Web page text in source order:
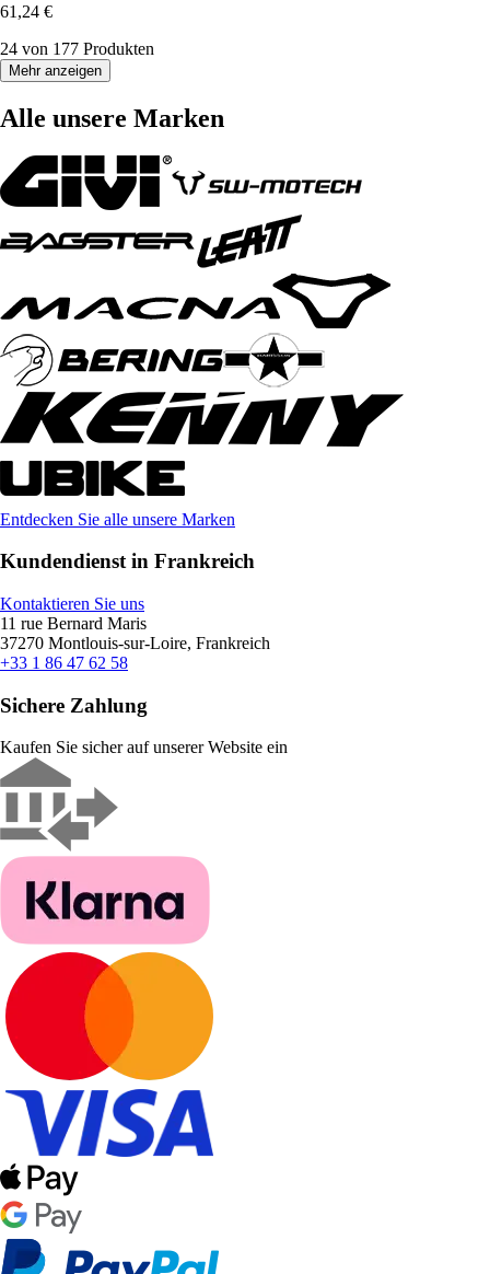
61,24 €
24 von 177 Produkten
Mehr anzeigen
Alle unsere Marken
Entdecken Sie alle unsere Marken
Kundendienst in Frankreich
Kontaktieren Sie uns
11 rue Bernard Maris
37270 Montlouis-sur-Loire, Frankreich
+33 1 86 47 62 58
Sichere Zahlung
Kaufen Sie sicher auf unserer Website ein